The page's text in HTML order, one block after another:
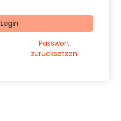
Login
Passwort
zurücksetzen